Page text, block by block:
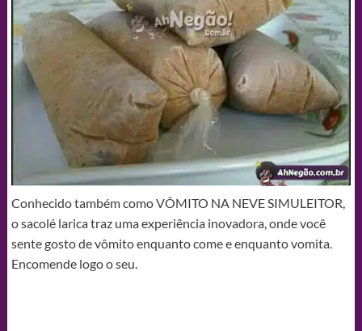
Conhecido também como VÔMITO NA NEVE SIMULEITOR,
o sacolé larica traz uma experiência inovadora, onde você
sente gosto de vômito enquanto come e enquanto vomita.
Encomende logo o seu.